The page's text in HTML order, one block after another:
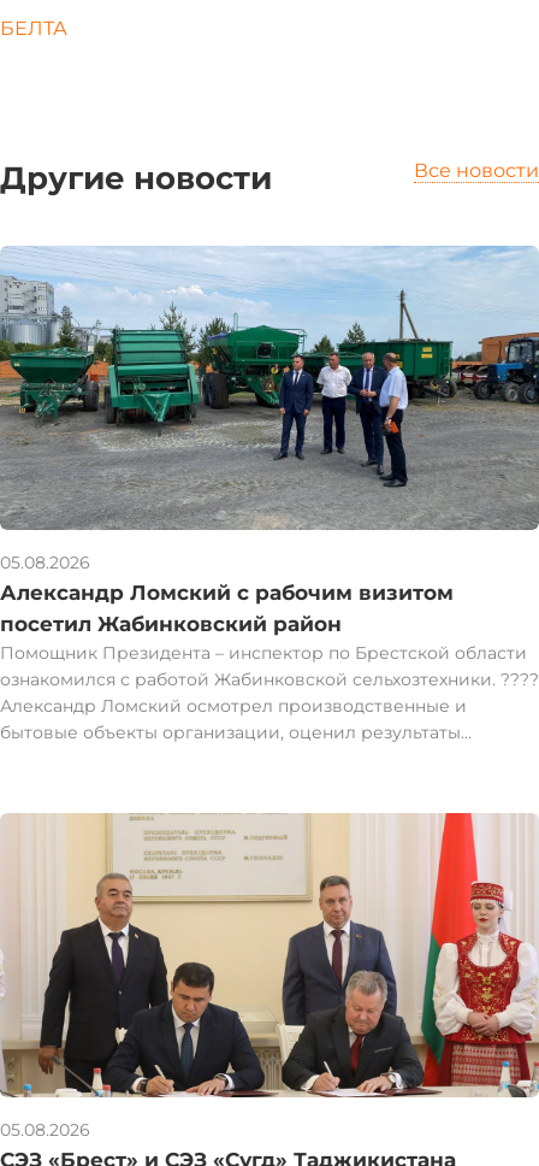
БЕЛТА
Другие новости Все новости
05.08.2026
Александр Ломский с рабочим визитом
посетил Жабинковский район
Помощник Президента – инспектор по Брестской области
ознакомился с работой Жабинковской сельхозтехники. ????
Александр Ломский осмотрел производственные и
бытовые объекты организации, оценил результаты
развивать дополнительные направления деятельности,
искать перспективные ниши, которые позволят увеличить
объемы производства и повысить экономическую
эффективность предприятия. #1регион
05.08.2026
СЭЗ «Брест» и СЭЗ «Сугд» Таджикистана